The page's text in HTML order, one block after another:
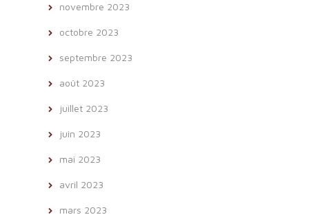
novembre 2023
octobre 2023
septembre 2023
août 2023
juillet 2023
juin 2023
mai 2023
avril 2023
mars 2023